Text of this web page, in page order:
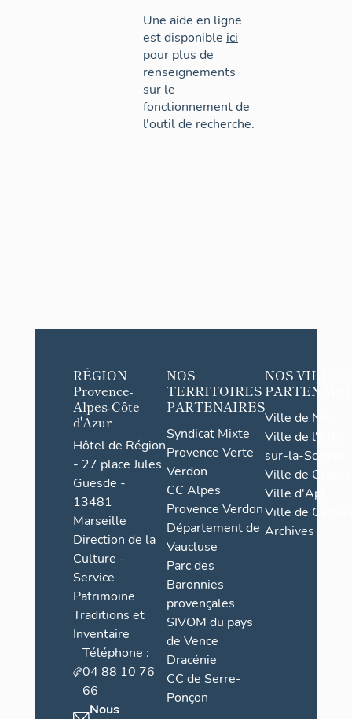
Une aide en ligne
est disponible ici
pour plus de
renseignements
sur le
fonctionnement de
l'outil de recherche.
RÉGION
Provence-
Alpes-Côte
d'Azur
Hôtel de Région
- 27 place Jules
Guesde -
13481
Marseille
Direction de la
Culture -
Service
Patrimoine
Traditions et
Inventaire
Téléphone :
04 88 10 76
66
Nous
NOS
TERRITOIRES
PARTENAIRES
Syndicat Mixte
Provence Verte
Verdon
CC Alpes
Provence Verdon
Département de
Vaucluse
Parc des
Baronnies
provençales
SIVOM du pays
de Vence
Dracénie
CC de Serre-
Ponçon
NOS VILLES
Ville de Nice
Ville de l'Isle-
sur-la-Sorgue
Ville de Grasse
Ville d'Apt
Ville de
Archives